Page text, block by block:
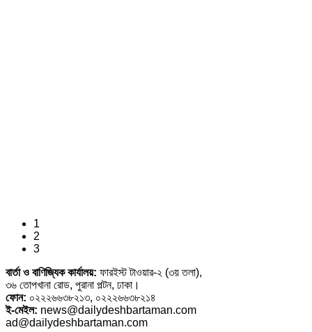
1
2
3
বার্তা ও বাণিজ্যিক কার্যালয়: ফারইস্ট টাওয়ার-২ (৩য় তলা),
৩৬ তোপখানা রোড, পুরানা পল্টন, ঢাকা।
ফোন: ০২২২৬৬৩৮২১৩, ০২২২৬৬৩৮২১৪
ই-মেইল: news@dailydeshbartaman.com
ad@dailydeshbartaman.com